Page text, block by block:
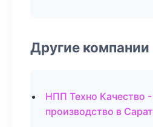
Другие компании
НПП Техно Качество
производство в